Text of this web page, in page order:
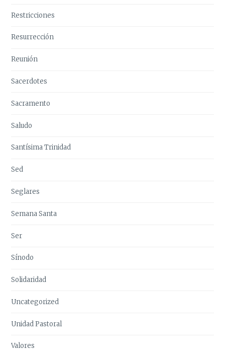
Restricciones
Resurrección
Reunión
Sacerdotes
Sacramento
Saludo
Santísima Trinidad
Sed
Seglares
Semana Santa
Ser
Sínodo
Solidaridad
Uncategorized
Unidad Pastoral
Valores